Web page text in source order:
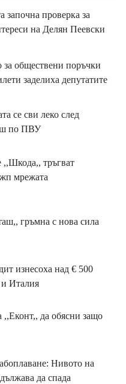
започна проверка за
на Делян Пеевски
обществени поръчки
заделиха депутатите
се сви леко след
по ПВУ
,,Шкода,, тръгват
мрежата
гръмна с нова сила
изнесоха над € 500
Италия
,,Еконт,, да обясни защо
Нивото на
да спада